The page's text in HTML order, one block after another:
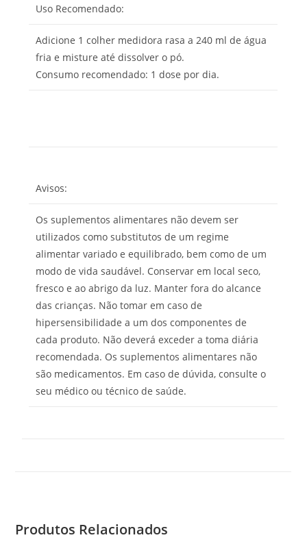
Uso Recomendado:
Adicione 1 colher medidora rasa a 240 ml de água
fria e misture até dissolver o pó.
Consumo recomendado: 1 dose por dia.
Avisos:
Os suplementos alimentares não devem ser
utilizados como substitutos de um regime
alimentar variado e equilibrado, bem como de um
modo de vida saudável. Conservar em local seco,
fresco e ao abrigo da luz. Manter fora do alcance
das crianças. Não tomar em caso de
hipersensibilidade a um dos componentes de
cada produto. Não deverá exceder a toma diária
recomendada. Os suplementos alimentares não
são medicamentos. Em caso de dúvida, consulte o
seu médico ou técnico de saúde.
Produtos Relacionados